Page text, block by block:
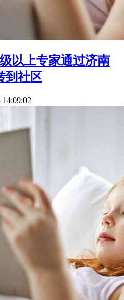
以上专家通过济南
到社区